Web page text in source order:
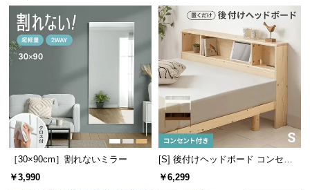
い
て
設
置
サ
ー
［30×90cm］割れないミラー
￥3,990
[S] 後付けヘッドボード コンセン
ト付き 置くだけ
￥6,299